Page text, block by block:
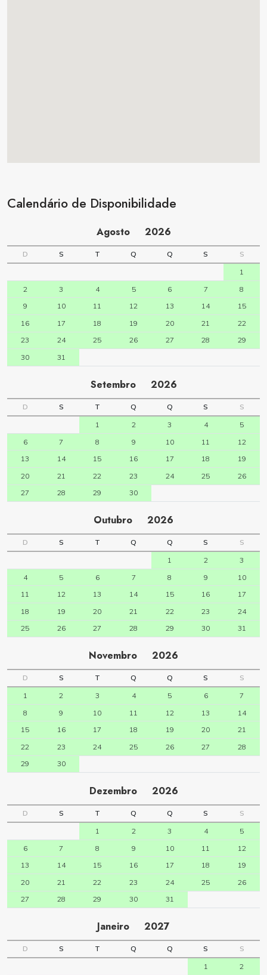
Calendário de Disponibilidade
Agosto 2026
D S T Q Q S
S
1
2
3 4 5 6 7
8
9
10 11 12 13 14
15
16
17 18 19 20 21
22
23
24 25 26 27 28
29
30
31
Setembro 2026
D S T Q Q S
S
1
2 3 4
5
6
7 8 9 10 11
12
13
14 15 16 17 18
19
20
21 22 23 24 25
26
27
28 29 30
Outubro 2026
D S T Q Q S
S
1
2
3
4
5 6 7 8 9
10
11
12 13 14 15 16
17
18
19 20 21 22 23
24
25
26 27 28 29 30 31
Novembro 2026
D S T Q Q S
S
1
2 3 4 5 6
7
8
9 10 11 12 13
14
15
16 17 18 19 20
21
22
23 24 25 26 27
28
29
30
Dezembro 2026
D S T Q Q S
S
1
2 3 4
5
6
7 8 9 10 11
12
13
14 15 16 17 18
19
20
21 22 23 24 25
26
27
28 29 30 31
Janeiro 2027
D S T Q Q S
S
1
2